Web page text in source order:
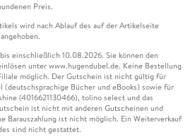
Preis.
wird nach Ablauf des auf der Artikelseite
einschließlich 10.08.2026. Sie können den
unter www.hugendubel.de. Keine Bestellung
möglich. Der Gutschein ist nicht gültig für
Bücher und eBooks) sowie für
(4016621130466), tolino select und das
ist nicht mit anderen Gutscheinen und
Barauszahlung ist nicht möglich. Ein Weiterverkauf
sind nicht gestattet.